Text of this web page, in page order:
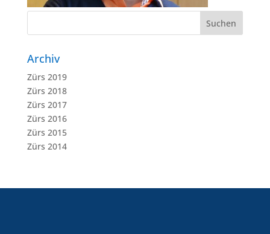
Archiv
Zürs 2019
Zürs 2018
Zürs 2017
Zürs 2016
Zürs 2015
Zürs 2014